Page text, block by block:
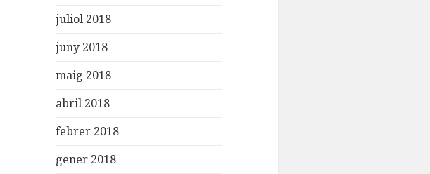
juliol 2018
juny 2018
maig 2018
abril 2018
febrer 2018
gener 2018